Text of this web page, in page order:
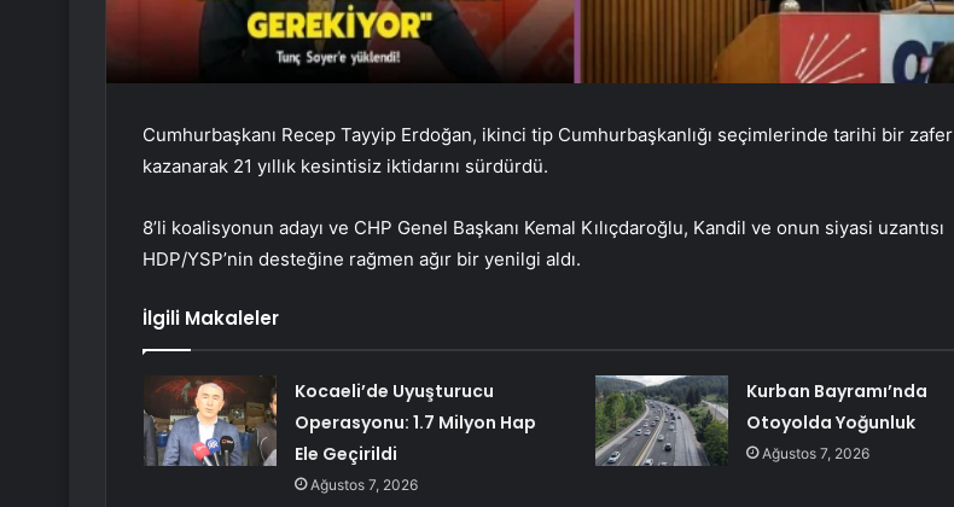
Cumhurbaşkanı Recep Tayyip Erdoğan, ikinci tip Cumhurbaşkanlığı seçimlerinde tarihi bir zafer
kazanarak 21 yıllık kesintisiz iktidarını sürdürdü.
8’li koalisyonun adayı ve CHP Genel Başkanı Kemal Kılıçdaroğlu, Kandil ve onun siyasi uzantısı
HDP/YSP’nin desteğine rağmen ağır bir yenilgi aldı.
İlgili Makaleler
Kocaeli’de Uyuşturucu
Operasyonu: 1.7 Milyon Hap
Ele Geçirildi
Ağustos 7, 2026
Kurban Bayramı’nda
Otoyolda Yoğunluk
Ağustos 7, 2026